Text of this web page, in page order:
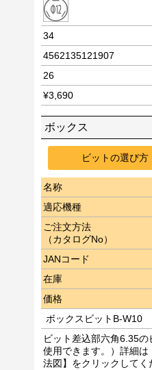
34
4562135121907
26
¥3,690
ボックス
ビットの選び方
名称
適応機種
ご注文方法
（カタログNo）
JANコード
在庫
価格
ボックスビットB-W10
ビット差込部六角6.35
使用できます。）詳細
法図】をクリックしてく